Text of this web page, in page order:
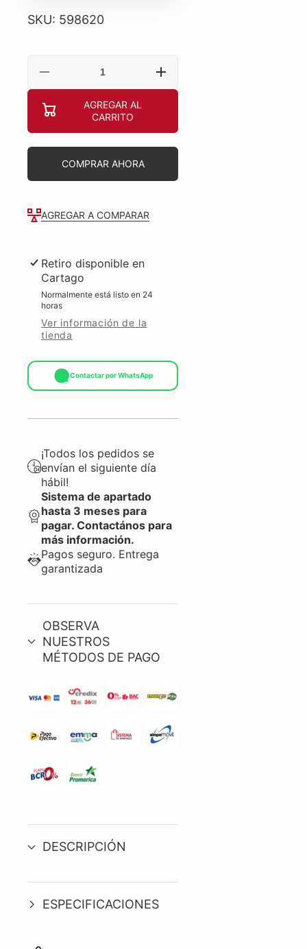
SKU: 598620
Reducir
GEL
CREMA
Aumentar
CERAMIDAS
AGREGAR AL
CARRITO
COMPRAR AHORA
AGREGAR A COMPARAR
Retiro disponible en
Cartago
Normalmente está listo en 24
horas
Ver información de la
tienda
Contactar por WhatsApp
¡Todos los pedidos se
envían el siguiente día
hábil!
Sistema de apartado
hasta 3 meses para
pagar. Contactános para
más información.
Pagos seguro. Entrega
garantizada
OBSERVA
NUESTROS
MÉTODOS DE PAGO
DESCRIPCIÓN
ESPECIFICACIONES